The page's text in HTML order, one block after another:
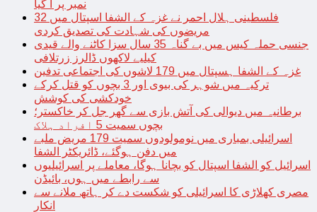
نمبر پر آ گیا
فلسطینی ہلال احمر نے غزہ کے الشفا اسپتال میں 32
مریضوں کی شہادت کی تصدیق کردی
جنسی حملہ کیس میں بے گناہ 35 سال سزا کاٹنے والے قیدی
کیلیے لاکھوں ڈالرز زرتلافی
غزہ کے الشفا ہسپتال میں 179 لاشوں کی اجتماعی تدفین
ترکیہ میں شوہر کی بیوی اور 3 بچوں کو قتل کرکے
خودکشی کی کوشش
برطانیہ میں دیوالی کی آتش بازی سے گھر جل کر خاکستر؛
بچوں سمیت 5 افراد ہلاک
اسرائیلی بمباری میں نومولودوں سمیت 179 مریض ملبے
میں دفن ہوگئے، ڈائریکٹر الشفا
اسرائیل کو الشفا اسپتال کو بچانا ہوگا، معاملے پر اسرائیلیوں
سے رابطے میں ہوں، بائیڈن
مصری کھلاڑی کا اسرائیلی کو شکست دے کر ہاتھ ملانے سے
انکار